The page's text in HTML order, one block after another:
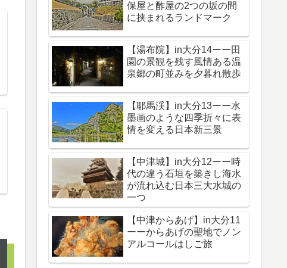
保屋と酢屋の2つの坂の間
に挟まれるランドマーク
【湯布院】in大分14ーー田
園の景観を残す風情ある温
泉郷の町並みを夕暮れ散歩
【耶馬渓】in大分13ーー水
墨画のような四季折々に表
情を変える日本新三景
【中津城】in大分12ーー時
代の違う石垣を築きし海水
が流れ込む日本三大水城の
一つ
【中津からあげ】in大分11
ーーからあげの聖地でノン
アルコールはしご旅